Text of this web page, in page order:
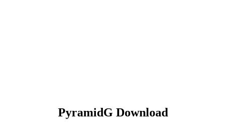
PyramidG Download